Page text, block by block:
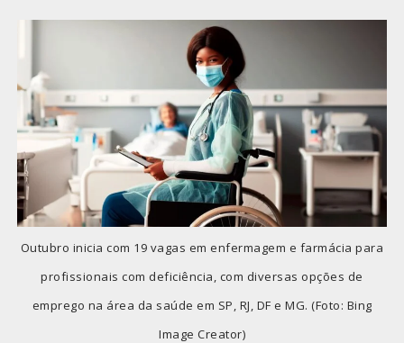
Outubro inicia com 19 vagas em enfermagem e farmácia para
profissionais com deficiência, com diversas opções de
emprego na área da saúde em SP, RJ, DF e MG. (Foto: Bing
Image Creator)